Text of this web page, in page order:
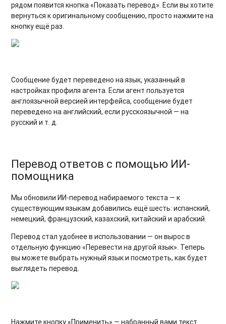
рядом появится кнопка «Показать перевод». Если вы хотите
вернуться к оригинальному сообщению, просто нажмите на
кнопку ещё раз.
Сообщение будет переведено на язык, указанный в
настройках профиля агента. Если агент пользуется
англоязычной версией интерфейса, сообщение будет
переведено на английский, если русскоязычной — на
русский и т. д.
Перевод ответов с помощью ИИ-
помощника
Мы обновили ИИ-перевод набираемого текста — к
существующим языкам добавились ещё шесть: испанский,
немецкий, французский, казахский, китайский и арабский.
Перевод стал удобнее в использовании — он вырос в
отдельную функцию «Перевести на другой язык». Теперь
вы можете выбрать нужный язык и посмотреть, как будет
выглядеть перевод.
Нажмите кнопку «Применить» — набранный вами текст